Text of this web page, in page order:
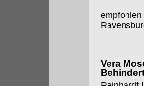
empfohlen
Vera